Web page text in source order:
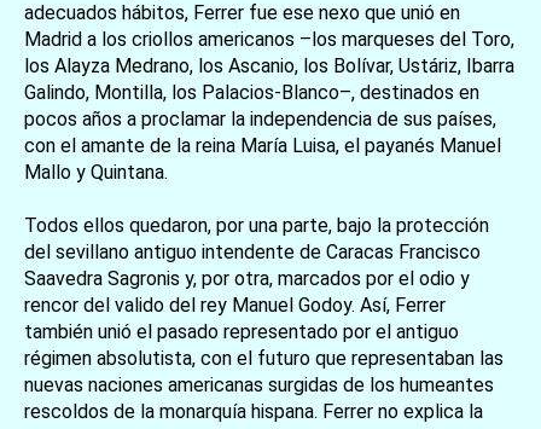
adecuados hábitos, Ferrer fue ese nexo que unió en
Madrid a los criollos americanos –los marqueses del Toro,
los Alayza Medrano, los Ascanio, los Bolívar, Ustáriz, Ibarra
Galindo, Montilla, los Palacios-Blanco–, destinados en
pocos años a proclamar la independencia de sus países,
con el amante de la reina María Luisa, el payanés Manuel
Mallo y Quintana.
Todos ellos quedaron, por una parte, bajo la protección
del sevillano antiguo intendente de Caracas Francisco
Saavedra Sagronis y, por otra, marcados por el odio y
rencor del valido del rey Manuel Godoy. Así, Ferrer
también unió el pasado representado por el antiguo
régimen absolutista, con el futuro que representaban las
nuevas naciones americanas surgidas de los humeantes
rescoldos de la monarquía hispana. Ferrer no explica la